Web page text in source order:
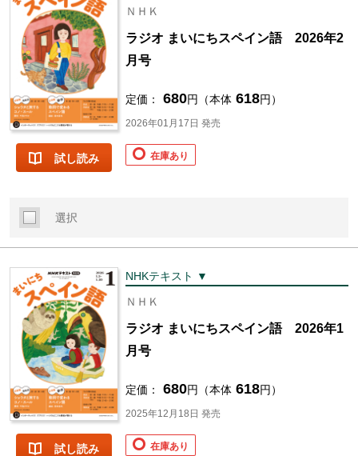
試し読み
ＮＨＫ
ラジオ まいにちスペイン語 2026年2
月号
定価： 680円（本体 618円）
2026年01月17日 発売
在庫あり
選択
試し読み
NHKテキスト ▼
ＮＨＫ
ラジオ まいにちスペイン語 2026年1
月号
定価： 680円（本体 618円）
2025年12月18日 発売
在庫あり